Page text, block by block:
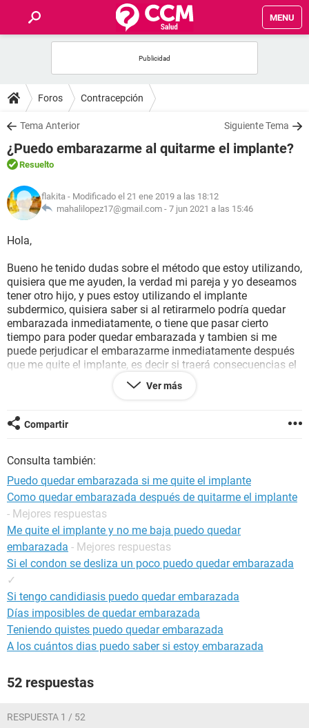
MENU
FOROS
SALUD
FAMILIA
NUTRICIÓN
SEXUALIDAD
GLOSARIO
Foros Contracepción
Tema Anterior Siguiente Tema
¿Puedo embarazarme al quitarme el implante?
Resuelto
flakita - Modificado el 21 ene 2019 a las 18:12
mahalilopez17@gmail.com - 7 jun 2021 a las 15:46
Hola,
Bueno he tenido dudas sobre el método que estoy utilizando,
quisiera que me ayuden, la verdad mi pareja y yo deseamos
tener otro hijo, y pues estoy utilizando el implante
subdermico, quisiera saber si al retirarmelo podría quedar
embarazada inmediatamente, o tiene que pasar cierto
tiempo para poder quedar embarazada y tambien si me
puede perjudicar el embarazarme inmediatamente después
que me quite el implante, es decir si traerá consecuencias el
embarazarme, no se tal vez alguna malformación y que
perjudique la salud del bebe...ayudenme por favor necesito
que tiempo es necesario quedar embarazada al quitarme el
implante...???
Gracias
Ver más
Compartir
Consulta también:
Puedo quedar embarazada si me quite el implante
Como quedar embarazada después de quitarme el implante
- Mejores respuestas
Me quite el implante y no me baja puedo quedar
embarazada - Mejores respuestas
Si el condon se desliza un poco puedo quedar embarazada
✓
Si tengo candidiasis puedo quedar embarazada
Días imposibles de quedar embarazada
Teniendo quistes puedo quedar embarazada
A los cuántos dias puedo saber si estoy embarazada
52 respuestas
RESPUESTA 1 / 52